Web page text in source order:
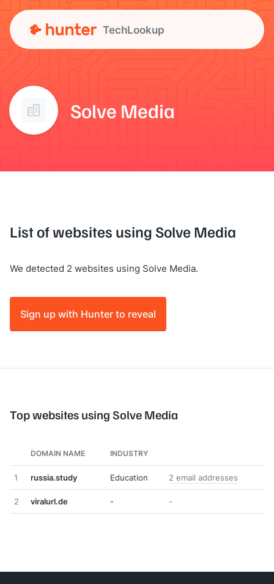
TechLookup
Solve Media
List of websites using Solve Media
We detected 2 websites using Solve Media.
Sign up with Hunter to reveal
Top websites using Solve Media
DOMAIN NAME INDUSTRY
1 russia.study Education 2 email addresses
2 viralurl.de - -